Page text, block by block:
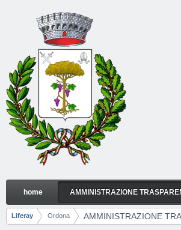
Skip to Content
AMMINISTRAZIONE
Navigation
home AMMINISTRAZIONE
Breadcrumbs
Liferay Ordona AMMINISTRAZIONE